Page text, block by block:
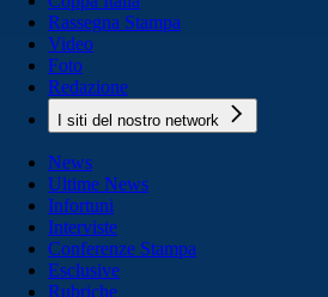
Rassegna Stampa
Video
Foto
Redazione
I siti del nostro network
News
Ultime News
Infortuni
Interviste
Conferenze Stampa
Esclusive
Rubriche